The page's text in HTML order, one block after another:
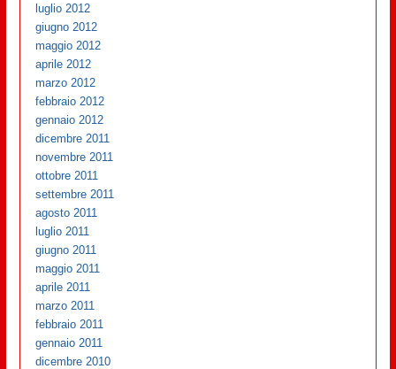
luglio 2012
giugno 2012
maggio 2012
aprile 2012
marzo 2012
febbraio 2012
gennaio 2012
dicembre 2011
novembre 2011
ottobre 2011
settembre 2011
agosto 2011
luglio 2011
giugno 2011
maggio 2011
aprile 2011
marzo 2011
febbraio 2011
gennaio 2011
dicembre 2010